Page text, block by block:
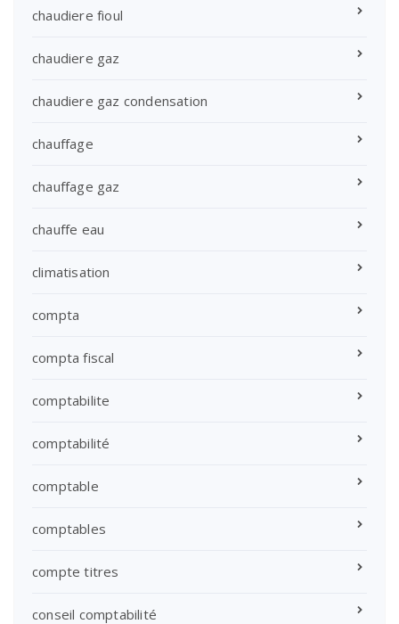
chaudiere fioul
chaudiere gaz
chaudiere gaz condensation
chauffage
chauffage gaz
chauffe eau
climatisation
compta
compta fiscal
comptabilite
comptabilité
comptable
comptables
compte titres
conseil comptabilité